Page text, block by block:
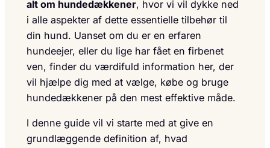
alt om hundedækkener, hvor vi vil dykke ned
i alle aspekter af dette essentielle tilbehør til
din hund. Uanset om du er en erfaren
hundeejer, eller du lige har fået en firbenet
ven, finder du værdifuld information her, der
vil hjælpe dig med at vælge, købe og bruge
hundedækkener på den mest effektive måde.
I denne guide vil vi starte med at give en
grundlæggende definition af, hvad